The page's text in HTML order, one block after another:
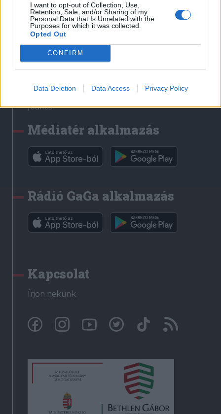
I want to opt-out of Collection, Use,
Retention, Sale, and/or Sharing of my
Personal Data that Is Unrelated with the
Purposes for which it was collected.
Opted Out
CONFIRM
Data Deletion Data Access Privacy Policy
Liget
Krónika
Bihari Napló
Erdélyi Napló
Főtér
Rádió GaGa
Jóállás
Médiatér alkalmazás
Rádió GaGa alkalmazás
Kapcsolat
Írjon nekünk